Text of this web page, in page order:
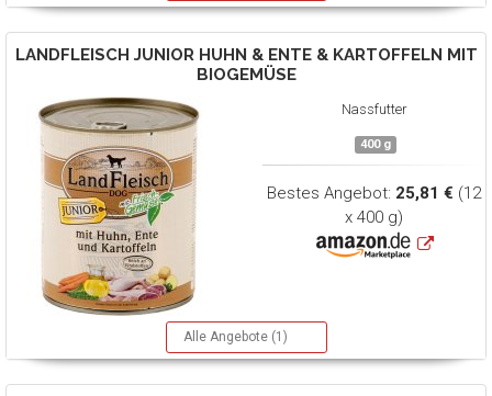
LANDFLEISCH JUNIOR HUHN & ENTE & KARTOFFELN MIT
BIOGEMÜSE
Nassfutter
400 g
Bestes Angebot: 25,81 € (12
x 400 g)
Alle Angebote (1)